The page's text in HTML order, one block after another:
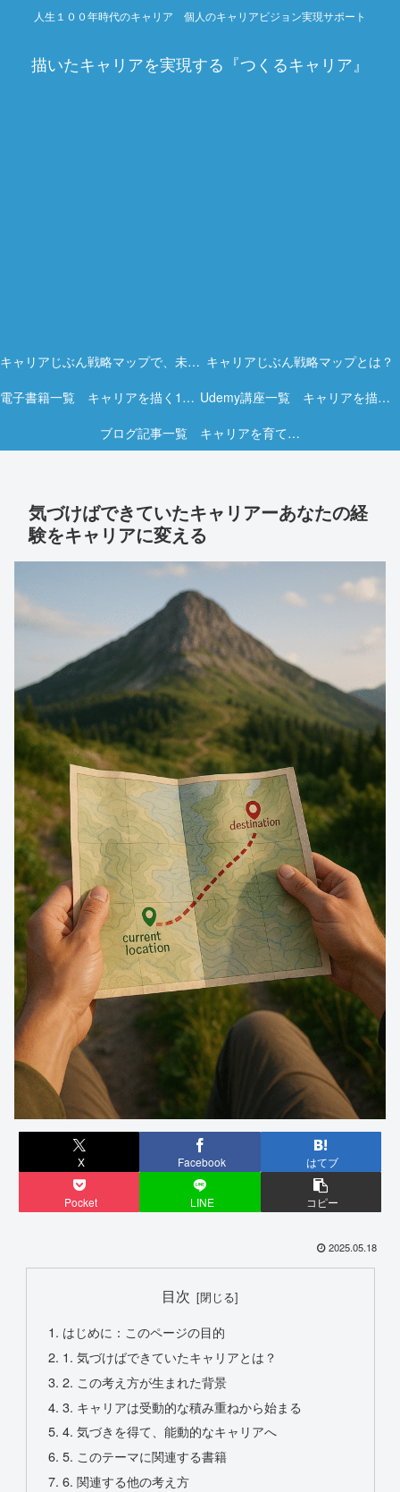
人生１００年時代のキャリア 個人のキャリアビジョン実現サポート
描いたキャリアを実現する『つくるキャリア』
キャリアじぶん戦略マップで、未来を描く力を。 キャリアじぶん戦略マップとは？
電子書籍一覧 キャリアを描く15冊の実践ガイド
Udemy講座一覧 キャリアを描く実践オンライン講座
ブログ記事一覧 キャリアを育てる実践ヒント集
気づけばできていたキャリアーあなたの経
験をキャリアに変える
X Facebook はてブ
Pocket LINE コピー
2025.05.18
目次
はじめに：このページの目的
1. 気づけばできていたキャリアとは？
2. この考え方が生まれた背景
3. キャリアは受動的な積み重ねから始まる
4. 気づきを得て、能動的なキャリアへ
5. このテーマに関連する書籍
6. 関連する他の考え方